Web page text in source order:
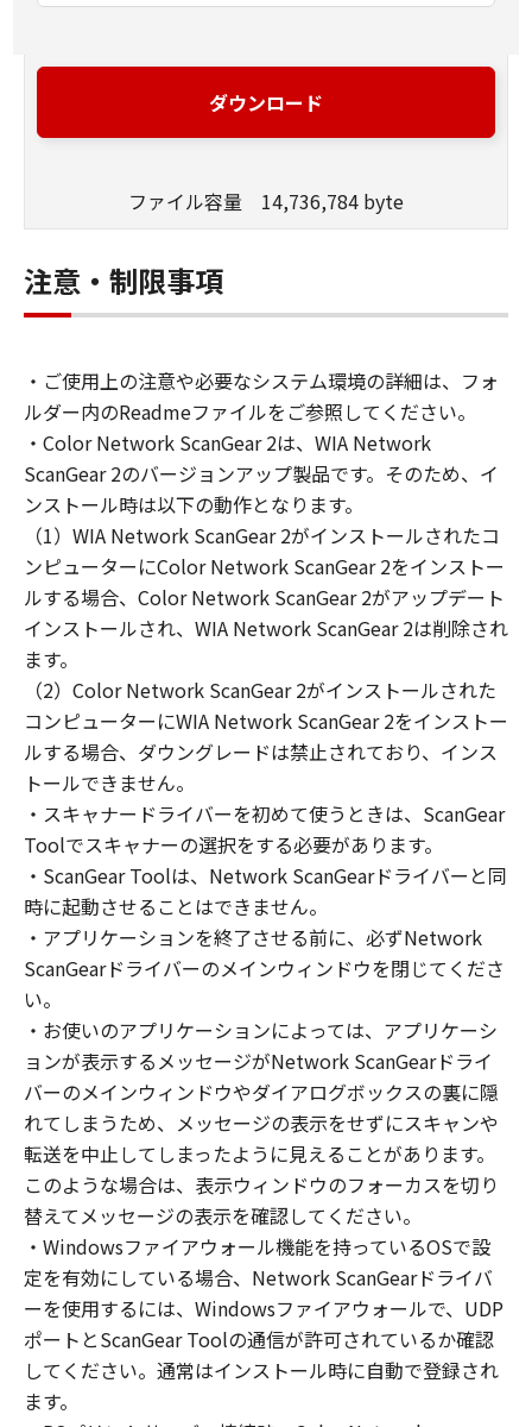
(1) キヤノンは、お客様が「キヤノン製品」を利
用する目的のために、「キヤノン製品」に直接
（本契約書においては、「本ソフトウェア」を
ること、またはコンピューターにおいて表示す
ること、アクセスすること、もしくは実行する
ことのいずれも含むものとします。）するため
お客様は、また「指定機器」にネットワークを
通じて接続されたコンピューター上で、かかる
コンピューターの使用者に対して「本ソフトウ
ェア」を使用させることができますが、かかる
コンピューターの使用者に本契約書上の義務お
よび条件を遵守させるとともに、その履行に関
し全責任を負うことを条件とします。
(2) お客様は、上記(1)に基づいて「本ソフトウ
ェア」を使用するためのバックアップとして、
「本ソフトウェア」を１部、複製することがで
きます。
(3) 上記(1)および(2)に定める場合を除き、キヤ
ノンまたはキヤノンのライセンサーのいかなる
知的財産権も、明示たると黙示たるとを問わ
ず、本契約書によってお客様に譲渡あるいは許
諾されるものではありません。
２．制限
(1) お客様は、再使用許諾、譲渡、販売、頒
布、リースもしくは貸与その他の方法により、
第三者に「本ソフトウェア」を使用させること
はできません。
は一部を修正、改変、逆コンパイル、逆アセン
ブル、その他リバースエンジニアリング等する
ことはできません。また第三者にこのような行
為をさせてはなりません。
３．著作権表示
お客様は、「本ソフトウェア」に含まれるキヤ
ノンまたはキヤノンのライセンサーの著作権表
示を変更し、除去しもしくは削除してはなりま
せん。
４．所有権
「本ソフトウェア」に係る権原および所有権
は、その内容によりキヤノンまたはキヤノンの
ダウンロード
ファイル容量 14,736,784 byte
注意・制限事項
・ご使用上の注意や必要なシステム環境の詳細は、フォ
ルダー内のReadmeファイルをご参照してください。
・Color Network ScanGear 2は、WIA Network
ScanGear 2のバージョンアップ製品です。そのため、イ
ンストール時は以下の動作となります。
（1）WIA Network ScanGear 2がインストールされたコ
ンピューターにColor Network ScanGear 2をインストー
ルする場合、Color Network ScanGear 2がアップデート
インストールされ、WIA Network ScanGear 2は削除され
ます。
（2）Color Network ScanGear 2がインストールされた
コンピューターにWIA Network ScanGear 2をインストー
ルする場合、ダウングレードは禁止されており、インス
トールできません。
・スキャナードライバーを初めて使うときは、ScanGear
Toolでスキャナーの選択をする必要があります。
・ScanGear Toolは、Network ScanGearドライバーと同
時に起動させることはできません。
・アプリケーションを終了させる前に、必ずNetwork
ScanGearドライバーのメインウィンドウを閉じてくださ
い。
・お使いのアプリケーションによっては、アプリケーシ
ョンが表示するメッセージがNetwork ScanGearドライ
バーのメインウィンドウやダイアログボックスの裏に隠
れてしまうため、メッセージの表示をせずにスキャンや
転送を中止してしまったように見えることがあります。
このような場合は、表示ウィンドウのフォーカスを切り
替えてメッセージの表示を確認してください。
・Windowsファイアウォール機能を持っているOSで設
定を有効にしている場合、Network ScanGearドライバ
ーを使用するには、Windowsファイアウォールで、UDP
ポートとScanGear Toolの通信が許可されているか確認
してください。通常はインストール時に自動で登録され
ます。